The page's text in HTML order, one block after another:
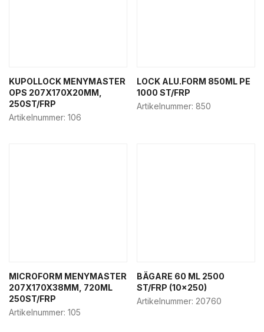
KUPOLLOCK MENYMASTER
OPS 207X170X20MM,
250ST/FRP
Artikelnummer: 106
LOCK ALU.FORM 850ML PE
1000 ST/FRP
Artikelnummer: 850
MICROFORM MENYMASTER
207X170X38MM, 720ML
250ST/FRP
Artikelnummer: 105
BÄGARE 60 ML 2500
ST/FRP (10×250)
Artikelnummer: 20760